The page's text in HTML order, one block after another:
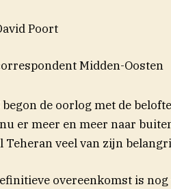
Poort
Midden-Oosten
begon de oorlog met de
er meer en meer naar
Teheran veel van zijn
overeenkomst is